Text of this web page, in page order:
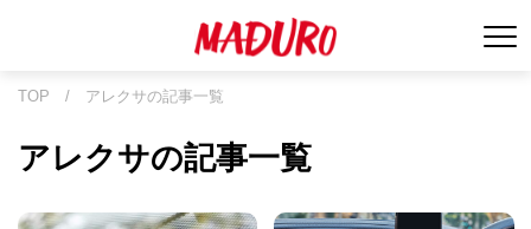
TOP / アレクサの記事一覧
アレクサの記事一覧